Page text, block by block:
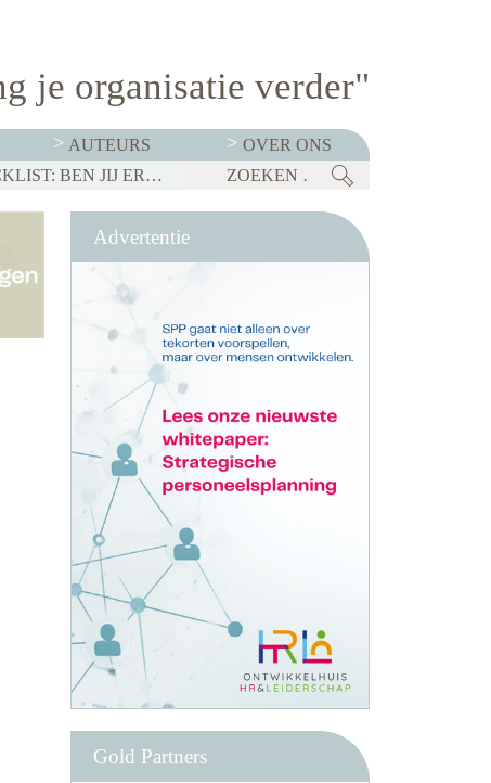
je organisatie verder"
AUTEURS
OVER ONS
BEDRIJVEN MOETEN OP 1 JANUARI 2027 TRANSPARANT ZIJN OVER SALARISSEN. CHECKLIST: BEN JIJ ER KLAAR VOOR?
Advertentie
Gold Partners